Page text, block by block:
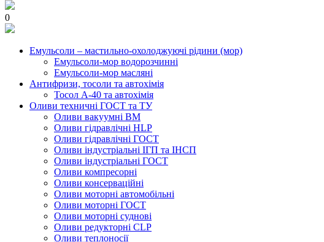
0
Емульсоли – мастильно-охолоджуючі рідини (мор)
Емульсоли-мор водорозчинні
Емульсоли-мор масляні
Антифризи, тосоли та автохімія
Тосол А-40 та автохімія
Оливи техничні ГОСТ та ТУ
Оливи вакуумні ВМ
Оливи гідравлічні HLP
Оливи гідравлічні ГОСТ
Оливи індустріальні ІГП та ІНСП
Оливи індустріальні ГОСТ
Оливи компресорні
Оливи консерваційні
Оливи моторні автомобільні
Оливи моторні ГОСТ
Оливи моторні суднові
Оливи редукторні CLP
Оливи теплоносії